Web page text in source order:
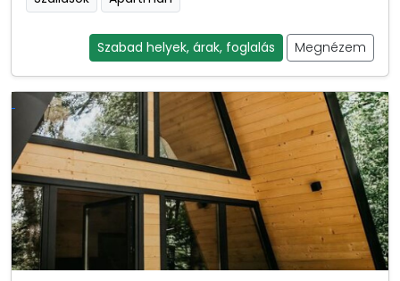
Szabad helyek, árak, foglalás Megnézem